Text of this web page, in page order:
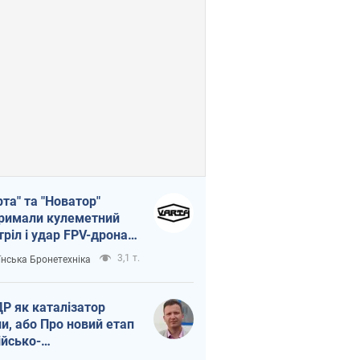
та "Новатор"
кулеметний
і удар FPV-дрона,
життя
ЗСУ
Бронетехніка 3,1 т.
як каталізатор
або Про новий етап